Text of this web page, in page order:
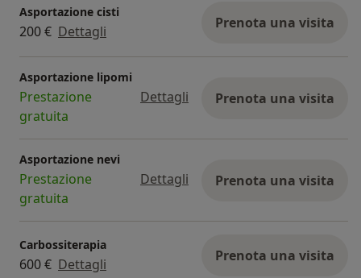
Asportazione cisti
200 € Dettagli Prenota una visita
Asportazione lipomi
Prestazione
gratuita
Dettagli Prenota una visita
Asportazione nevi
Prestazione
gratuita
Dettagli Prenota una visita
Carbossiterapia
600 € Dettagli Prenota una visita